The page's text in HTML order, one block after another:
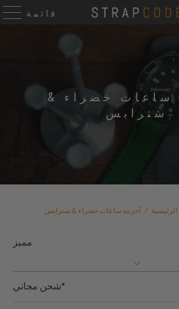
قائمة
ساعات خضراء &
سترابس
الرئيسية / أحزمة ساعات خضراء & سترابس
شحن مجاني*